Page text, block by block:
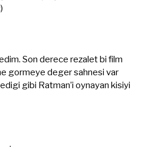
Son derece rezalet bi film
gormeye deger sahnesi var
gibi Ratman’i oynayan kisiyi